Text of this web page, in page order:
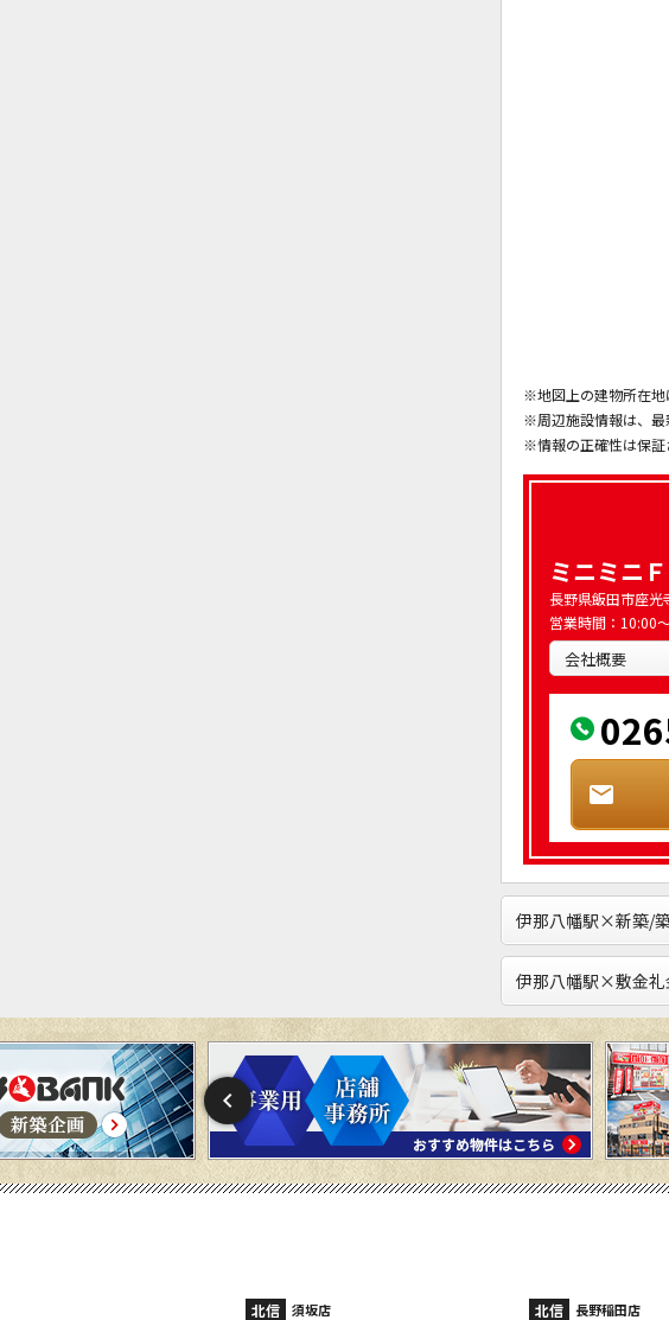
※地図上の建物所在地
※周辺施設情報は、最
※情報の正確性は保証
ミニミニ
長野県飯田市座光
営業時間：10:00
会社概要
伊那八幡駅×新築/
伊那八幡駅×敷金礼
北信 長野稲田店 北信 長野高田店